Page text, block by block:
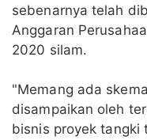
sebenarnya telah
Anggaran
2020 silam.
"Memang ada
disampaikan oleh
bisnis proyek tangki